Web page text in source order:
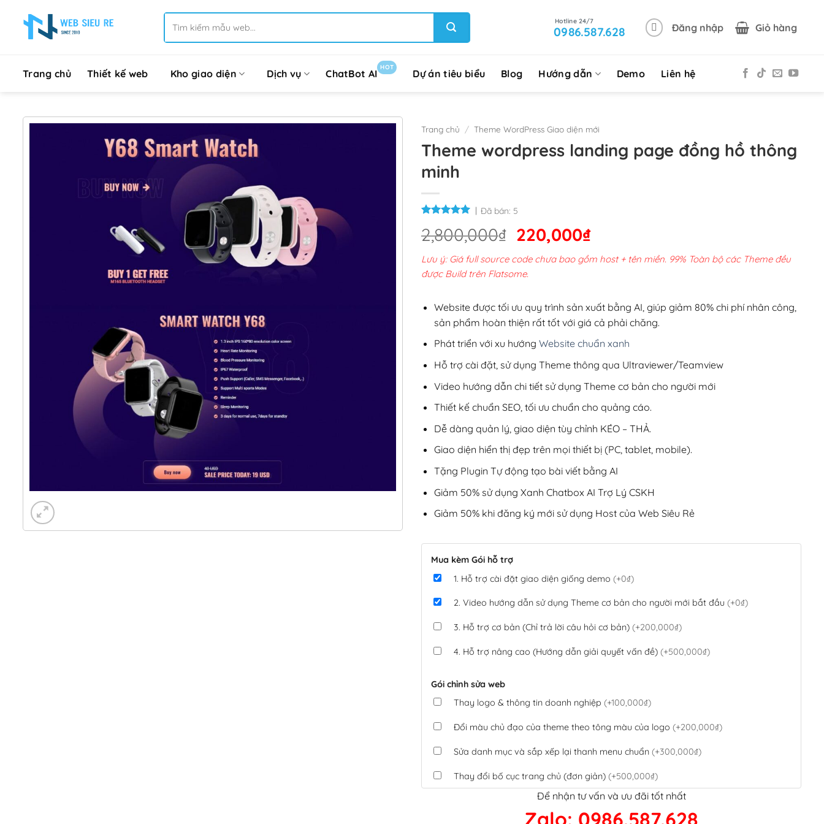
kiếm:
0986.587.628 Đăng nhập Giỏ hàng
Trang chủ Thiết kế web Kho giao diện Dịch vụ ChatBot AI
HOT
Dự án tiêu biểu Blog Hướng dẫn Demo Liên hệ
Trang chủ / Theme WordPress Giao diện mới
Theme wordpress landing page đồng hồ thông
minh
Đã bán: 5
2,800,000₫ Giá
gốc
là:
220,000₫Giá
hiện
tại
220,000₫.
Lưu ý: Giá full source code chưa bao gồm host + tên miền. 99% Toàn bộ các Theme đều
được Build trên Flatsome.
Website được tối ưu quy trình sản xuất bằng AI, giúp giảm 80% chi phí nhân công,
sản phẩm hoàn thiện rất tốt với giá cả phải chăng.
Phát triển với xu hướng Website chuẩn xanh
Hỗ trợ cài đặt, sử dụng Theme thông qua Ultraviewer/Teamview
Video hướng dẫn chi tiết sử dụng Theme cơ bản cho người mới
Thiết kế chuẩn SEO, tối ưu chuẩn cho quảng cáo.
Dễ dàng quản lý, giao diện tùy chỉnh KÉO – THẢ.
Giao diện hiển thị đẹp trên mọi thiết bị (PC, tablet, mobile).
Tặng Plugin Tự động tạo bài viết bằng AI
Giảm 50% sử dụng Xanh Chatbox AI Trợ Lý CSKH
Giảm 50% khi đăng ký mới sử dụng Host của Web Siêu Rẻ
Mua kèm Gói hỗ trợ
1. Hỗ trợ cài đặt giao diện giống demo (+0₫)
2. Video hướng dẫn sử dụng Theme cơ bản cho người mới bắt đầu (+0₫)
3. Hỗ trợ cơ bản (Chỉ trả lời câu hỏi cơ bản) (+200,000₫)
4. Hỗ trợ nâng cao (Hướng dẫn giải quyết vấn đề) (+500,000₫)
Gói chỉnh sửa web
Thay logo & thông tin doanh nghiệp (+100,000₫)
Đổi màu chủ đạo của theme theo tông màu của logo (+200,000₫)
Sửa danh mục và sắp xếp lại thanh menu chuẩn (+300,000₫)
Thay đổi bố cục trang chủ (đơn giản) (+500,000₫)
Tích hợp thanh toán QR Code ngân hàng(+100,000₫)
Để nhận tư vấn và ưu đãi tốt nhất
Zalo: 0986.587.628